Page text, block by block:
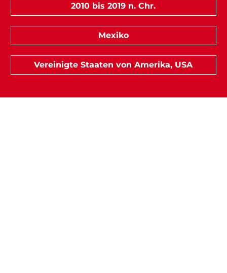
2010 bis 2019 n. Chr.
Mexiko
Vereinigte Staaten von Amerika, USA